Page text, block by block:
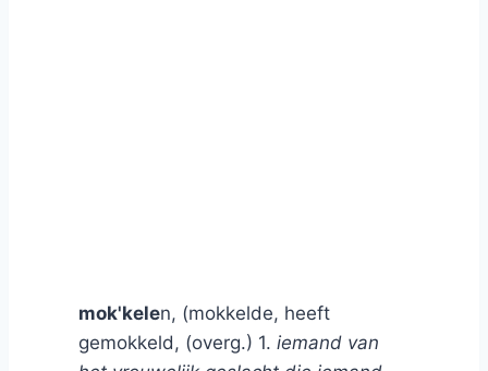
mok'kelen, (mokkelde, heeft
gemokkeld, (overg.) 1. iemand van